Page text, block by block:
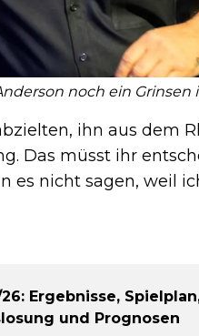
noch ein Grinsen
ihn aus dem
Das müsst ihr
es nicht sagen, weil
Ergebnisse,
und Prognosen